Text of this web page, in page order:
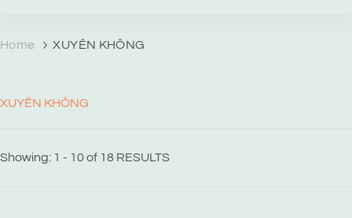
Home XUYÊN KHÔNG
XUYÊN KHÔNG
Showing: 1 - 10 of 18 RESULTS